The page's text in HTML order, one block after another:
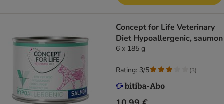
Concept for Life Veterinary
Diet Hypoallergenic, saumon
6 x 185 g
Rating: 3/5 (3)